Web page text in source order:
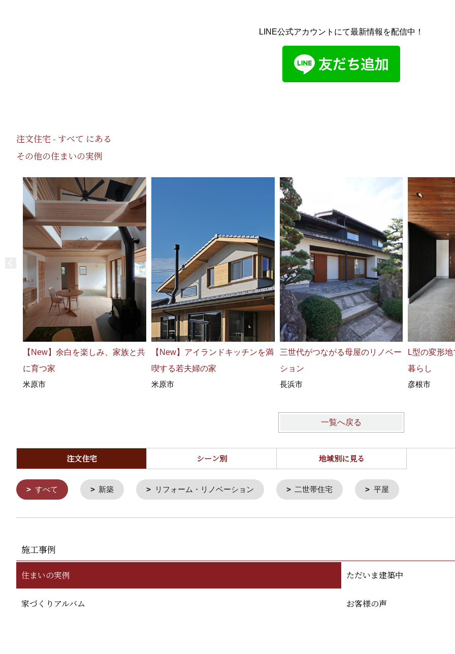
LINE公式アカウントにて最新情報を配信中！
注文住宅 - すべて にある
その他の住まいの実例
【New】余白を楽しみ、家族と共
に育つ家
米原市
【New】アイランドキッチンを満
喫する若夫婦の家
米原市
三世代がつながる母屋のリノベー
ション
長浜市
L型の変形
暮らし
彦根市
一覧へ戻る
注文住宅 シーン別 地域別に見る
すべて 新築 リフォーム・リノベーション 二世帯住宅 平屋
施工事例
住まいの実例 ただいま建築中
家づくりアルバム お客様の声